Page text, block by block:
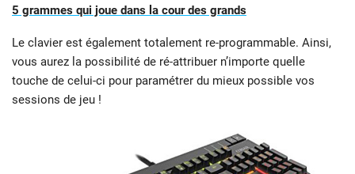
5 grammes qui joue dans la cour des grands
Le clavier est également totalement re-programmable. Ainsi,
vous aurez la possibilité de ré-attribuer n’importe quelle
touche de celui-ci pour paramétrer du mieux possible vos
sessions de jeu !